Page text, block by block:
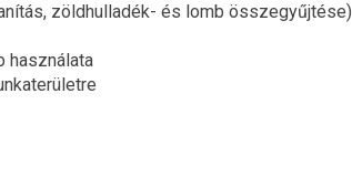
zöldhulladék- és lomb összegyűjtése)
használata